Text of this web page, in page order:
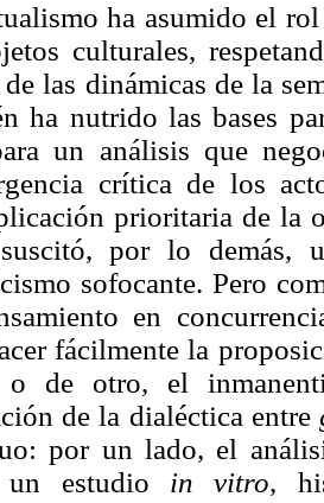
ha asumido el
culturales,
de las dinámicas de la
ha nutrido las bases
un análisis que
crítica de los
prioritaria de la
por lo demás,
sofocante. Pero
en
fácilmente la
o de otro, el
de la dialéctica entre
por un lado, el
un estudio in vitro,